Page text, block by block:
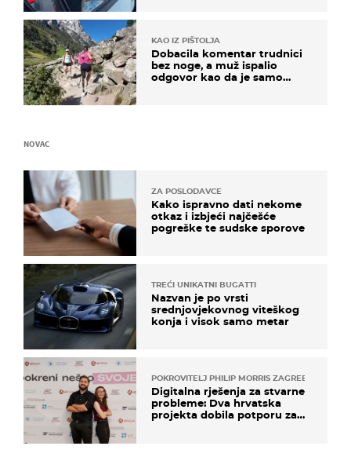
KAO IZ PIŠTOLJA
Dobacila komentar trudnici
bez noge, a muž ispalio
odgovor kao da je samo
NOVAC
ZA POSLODAVCE
Kako ispravno dati nekome
otkaz i izbjeći najčešće
pogreške te sudske sporove
TREĆI UNIKATNI BUGATTI
Nazvan je po vrsti
srednjovjekovnog viteškog
konja i visok samo metar
POKROVITELJ PHILIP MORRIS ZAGREB
Digitalna rješenja za stvarne
probleme: Dva hrvatska
projekta dobila potporu za